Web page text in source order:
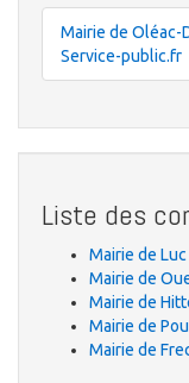
Mairie de Oléac-
Service-public.fr
Liste des
Mairie de Luc
Mairie de
Mairie de
Mairie de
Mairie de